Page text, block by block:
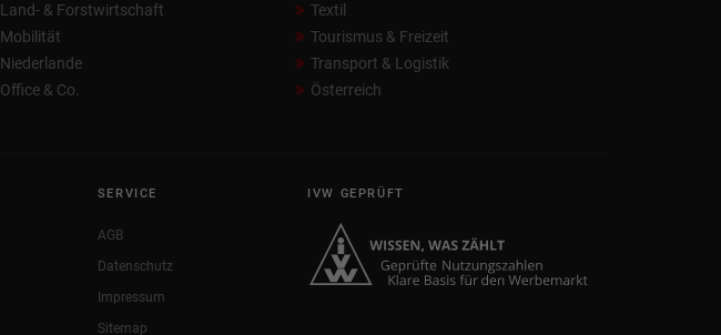
Land- & Forstwirtschaft
Mobilität
Niederlande
Office & Co.
Textil
Tourismus & Freizeit
Transport & Logistik
Österreich
SERVICE
AGB
Datenschutz
Impressum
Sitemap
IVW GEPRÜFT